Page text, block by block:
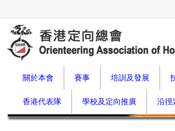
關於本會 賽事 培訓及發展
香港代表隊 學校及定向推廣 沿徑